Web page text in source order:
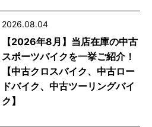
2026.08.04
【2026年8月】当店在庫の中古
スポーツバイクを一挙ご紹介！
【中古クロスバイク、中古ロー
ドバイク、中古ツーリングバイ
ク】